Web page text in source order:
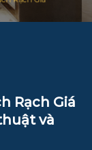
Rạch Giá
và